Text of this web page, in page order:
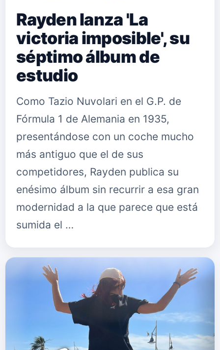
Rayden lanza 'La
victoria imposible', su
séptimo álbum de
estudio
Como Tazio Nuvolari en el G.P. de
Fórmula 1 de Alemania en 1935,
presentándose con un coche mucho
más antiguo que el de sus
competidores, Rayden publica su
enésimo álbum sin recurrir a esa gran
modernidad a la que parece que está
sumida el …